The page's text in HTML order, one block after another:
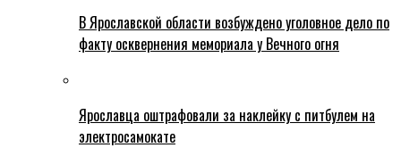
В Ярославской области возбуждено уголовное дело по
факту осквернения мемориала у Вечного огня
Ярославца оштрафовали за наклейку с питбулем на
электросамокате